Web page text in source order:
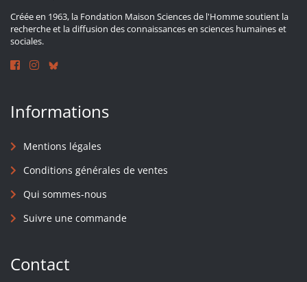
Créée en 1963, la Fondation Maison Sciences de l'Homme soutient la
recherche et la diffusion des connaissances en sciences humaines et
sociales.
Informations
Mentions légales
Conditions générales de ventes
Qui sommes-nous
Suivre une commande
Contact